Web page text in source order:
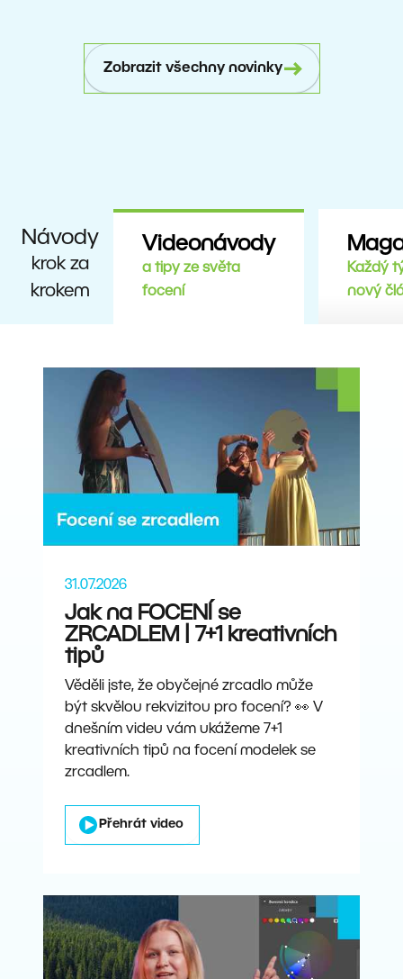
Zobrazit všechny novinky
Návody
krok za
krokem
Videonávody
a tipy ze světa
focení
Každý
nový
31.07.2026
Jak na FOCENÍ se
ZRCADLEM | 7+1 kreativních
tipů
Věděli jste, že obyčejné zrcadlo může
být skvělou rekvizitou pro focení? 👀 V
dnešním videu vám ukážeme 7+1
kreativních tipů na focení modelek se
zrcadlem.
Přehrát video